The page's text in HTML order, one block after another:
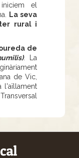
el
La seva
rural i
de
. La
de Vic,
l'aïllament